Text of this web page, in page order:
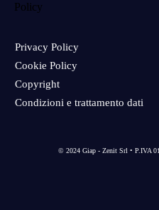
Policy
Privacy Policy
Cookie Policy
Copyright
Condizioni e trattamento dati
© 2024 Giap - Zenit Srl • P.IVA